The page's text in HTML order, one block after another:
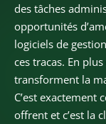
des tâches
opportunités
logiciels de
ces tracas. En
transforment la
C’est exactement
offrent et c’est la